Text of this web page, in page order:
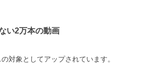
い2万本の動画
対象としてアップされています。